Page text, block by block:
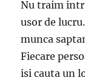
Nu traim
usor de
munca
Fiecare
isi cauta un